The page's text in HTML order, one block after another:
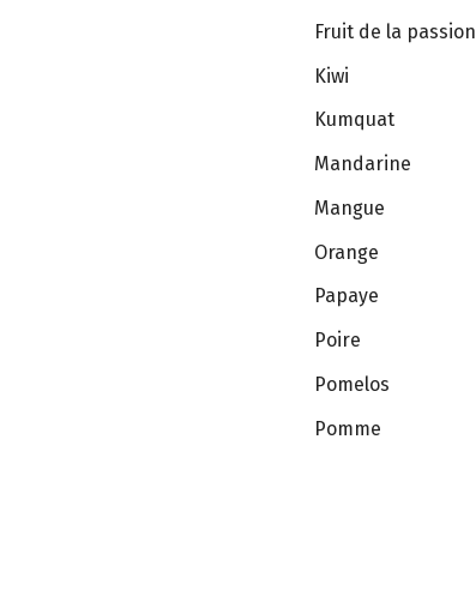
Fruit de la passion
Kiwi
Kumquat
Mandarine
Mangue
Orange
Papaye
Poire
Pomelos
Pomme